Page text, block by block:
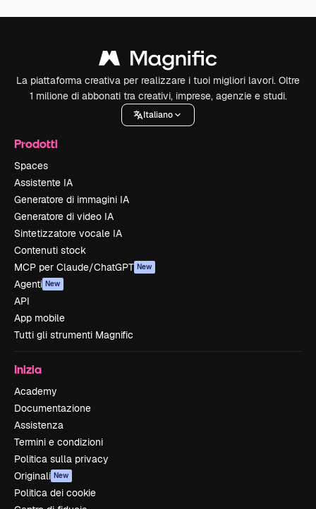
La piattaforma creativa per realizzare i tuoi migliori lavori. Oltre
1 milione di abbonati tra creativi, imprese, agenzie e studi.
Italiano
Prodotti
Spaces
Assistente IA
Generatore di immagini IA
Generatore di video IA
Sintetizzatore vocale IA
Contenuti stock
MCP per Claude/ChatGPT New
Agenti New
API
App mobile
Tutti gli strumenti Magnific
Inizia
Academy
Documentazione
Assistenza
Termini e condizioni
Politica sulla privacy
Originali New
Politica dei cookie